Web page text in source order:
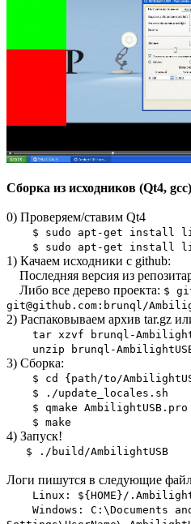
Сборка из исходников (Qt4, gcc)
0) Проверяем/ставим Qt4
$ sudo apt-get install
$ sudo apt-get install
1) Качаем исходники с github:
Последняя версия из
Либо все дерево проекта: $
git@github.com:brunql/
2) Распаковываем архив tar.gz
tar xzvf brunql-
unzip brunql-
3) Сборка:
$ cd {path/to/
$ ./update_locales.sh
$ qmake AmbilightUSB.pro
$ make
4) Запуск!
$ ./build/AmbilightUSB
Логи пишутся в следующие
Linux: ${HOME}/
Windows: C:\Documents